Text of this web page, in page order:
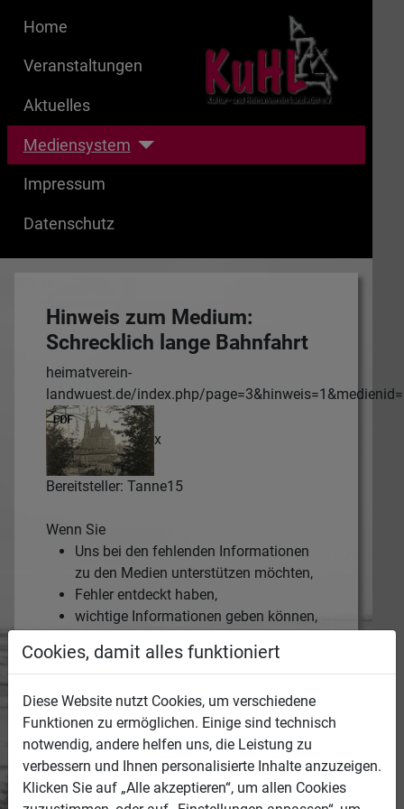
Home
Veranstaltungen
Aktuelles
Mediensystem
Impressum
Datenschutz
Hinweis zum Medium:
Schrecklich lange Bahnfahrt
heimatverein-
landwuest.de/index.php/
x
Bereitsteller: Tanne15
Wenn Sie
Uns bei den fehlenden Informationen
zu den Medien unterstützen möchten,
Fehler entdeckt haben,
wichtige Informationen geben können,
oder auf andere Weise hilfreich sein
tragen Sie bitte diese Anliegen hier ein und
hinterlassen Sie uns, wer Sie sind und wie
wir Sie erreichen können.
Die Medien-ID des jeweiligen Mediums wird
automatisch mit übertragen.
Cookies, damit alles funktioniert
Diese Website nutzt Cookies, um verschiedene
Funktionen zu ermöglichen. Einige sind technisch
notwendig, andere helfen uns, die Leistung zu
verbessern und Ihnen personalisierte Inhalte anzuzeigen.
Klicken Sie auf „Alle akzeptieren“, um allen Cookies